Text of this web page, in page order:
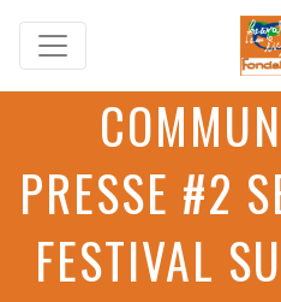
PRESSE #2
FESTIVAL